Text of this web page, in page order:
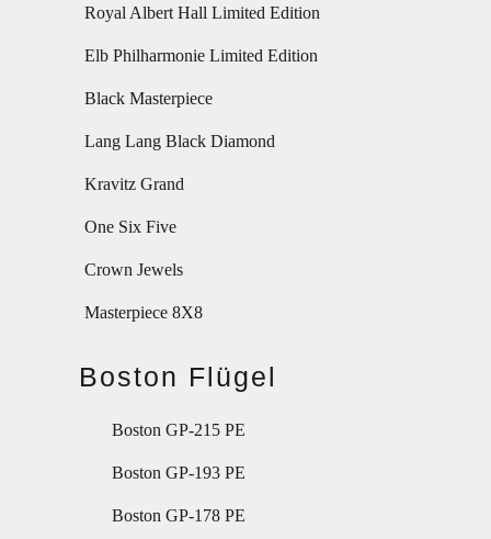
Royal Albert Hall Limited Edition
Elb Philharmonie Limited Edition
Black Masterpiece
Lang Lang Black Diamond
Kravitz Grand
One Six Five
Crown Jewels
Masterpiece 8X8
Boston Flügel
Boston GP-215 PE
Boston GP-193 PE
Boston GP-178 PE